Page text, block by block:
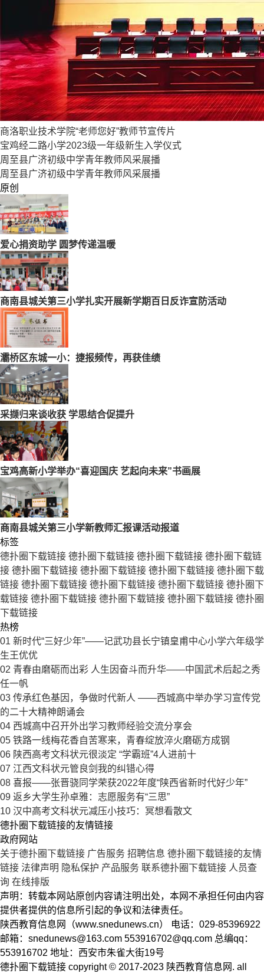
商洛职业技术学院“老师您好”教师节宣传片
宝鸡经二路小学2023级一年级新生入学仪式
周至县广济初级中学青年教师风采展播
周至县广济初级中学青年教师风采展播
原创
爱心捐资助学 圆梦传递温暖
商南县城关第三小学扎实开展新学期百日反诈宣防活动
灞桥区东城一小：捷报频传，再获佳绩
采撷归来谈收获 学思结合促提升
宝鸡高新小学举办“喜迎国庆 艺起向未来”书画展
商南县城关第三小学新教师汇报课活动报道
标签
德扑圈下载链接 德扑圈下载链接 德扑圈下载链接 德扑圈下载链
接 德扑圈下载链接 德扑圈下载链接 德扑圈下载链接 德扑圈下载
链接 德扑圈下载链接 德扑圈下载链接 德扑圈下载链接 德扑圈下
载链接 德扑圈下载链接 德扑圈下载链接 德扑圈下载链接 德扑圈
下载链接
热榜
01 新时代“三好少年”——记武功县长宁镇皇甫中心小学六年级学
生王优优
02 青春由磨砺而出彩 人生因奋斗而升华——中国武术后起之秀
任一帆
03 传承红色基因，争做时代新人 ——西城高中举办学习宣传党
的二十大精神朗诵会
04 西城高中召开外出学习教师经验交流分享会
05 铁路一线梅花香自苦寒来，青春绽放淬火磨砺方成钢
06 陕西高考文科状元很淡定 “学霸班”4人进前十
07 江西文科状元管良剑我的纠错心得
08 喜报——张晋骁同学荣获2022年度“陕西省新时代好少年”
09 返乡大学生孙卓雅：志愿服务有“三思”
10 汉中高考文科状元减压小技巧：冥想看散文
德扑圈下载链接的友情链接
政府网站
关于德扑圈下载链接 广告服务 招聘信息 德扑圈下载链接的友情
链接 法律声明 隐私保护 产品服务 联系德扑圈下载链接 人员查
询 在线排版
声明：转载本网站原创内容请注明出处，本网不承担任何由内容
提供者提供的信息所引起的争议和法律责任。
陕西教育信息网（www.snedunews.cn） 电话：029-85396922
邮箱： snedunews@163.com 553916702@qq.com 总编qq：
553916702 地址：西安市朱雀大街19号
德扑圈下载链接 copyright © 2017-2023 陕西教育信息网. all